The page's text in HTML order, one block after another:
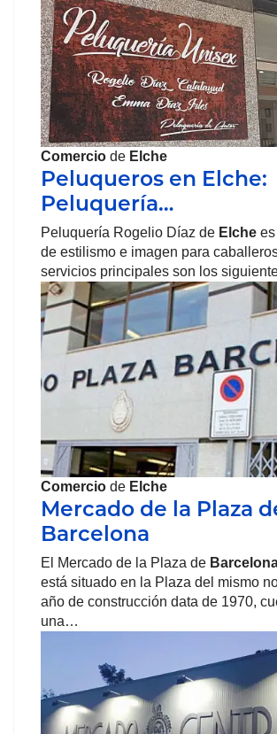
Comercio de Elche
Peluqueros en Elche:
Peluquería…
Peluquería Rogelio Díaz de Elche
de estilismo e imagen para
servicios principales son los
Comercio de Elche
Mercado de la Plaza
Barcelona
El Mercado de la Plaza de
está situado en la Plaza del mismo
año de construcción data de 1970,
una…